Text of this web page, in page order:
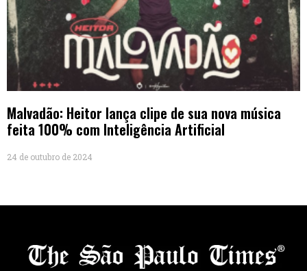
Malvadão: Heitor lança clipe de sua nova música
feita 100% com Inteligência Artificial
24 de outubro de 2024